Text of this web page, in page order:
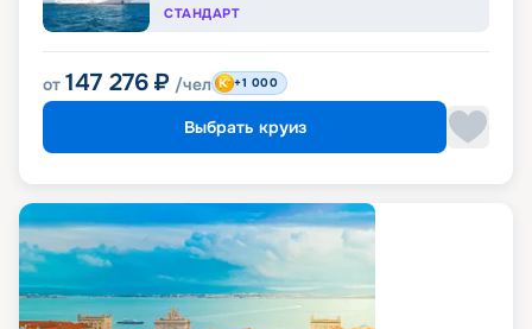
СТАНДАРТ
от 147 276 ₽ /чел +1 000
Выбрать круиз